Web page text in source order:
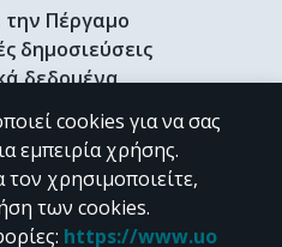
την Πέργαμο
δημοσιεύσεις
δεδομένα
& Γκρίζα βιβλιογραφία
CC BY-NC 4.0
cookies για να σας
εμπειρία χρήσης.
χρησιμοποιείτε,
των cookies.
: https://www.uo